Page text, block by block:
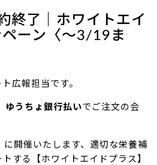
終了｜ホワイトエイ
ペーン〈～3/19ま
広報担当です。
ゆうちょ銀行払いでご注文の会
に開催いたします、適切な栄養補
する【ホワイトエイドプラス】